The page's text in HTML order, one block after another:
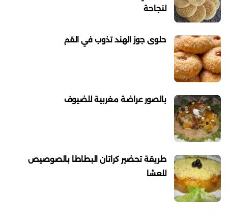
لنجاحة
حلوى جوز الهند تذوب في القم
بالصور عراضة مغربية للضيوف
طريقة تحضير كراتان البطاطا بالصوصيص
للعشا